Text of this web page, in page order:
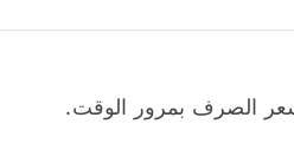
الصرف بمرور الوقت.